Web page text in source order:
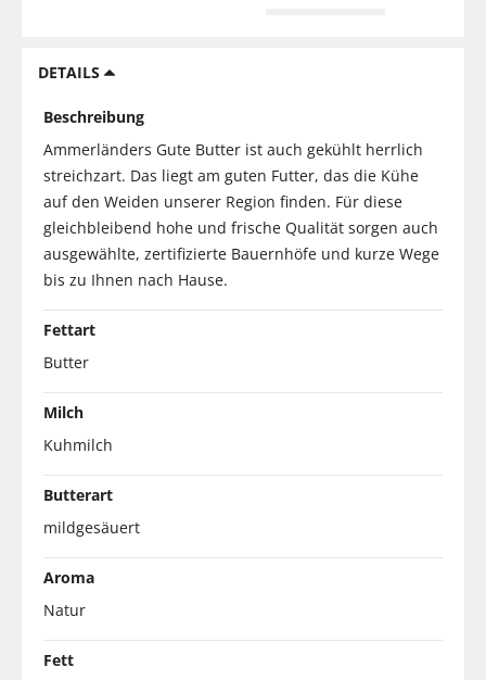
DETAILS
Beschreibung
Ammerländers Gute Butter ist auch gekühlt herrlich
streichzart. Das liegt am guten Futter, das die Kühe
auf den Weiden unserer Region finden. Für diese
gleichbleibend hohe und frische Qualität sorgen auch
ausgewählte, zertifizierte Bauernhöfe und kurze Wege
bis zu Ihnen nach Hause.
Fettart
Butter
Milch
Kuhmilch
Butterart
mildgesäuert
Aroma
Natur
Fett